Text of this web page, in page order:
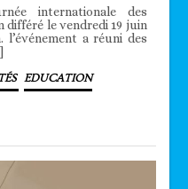
internationale des
différé le vendredi 19 juin
l’événement a réuni des
EDUCATION